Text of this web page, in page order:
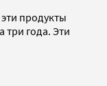
продукты
три года. Эти